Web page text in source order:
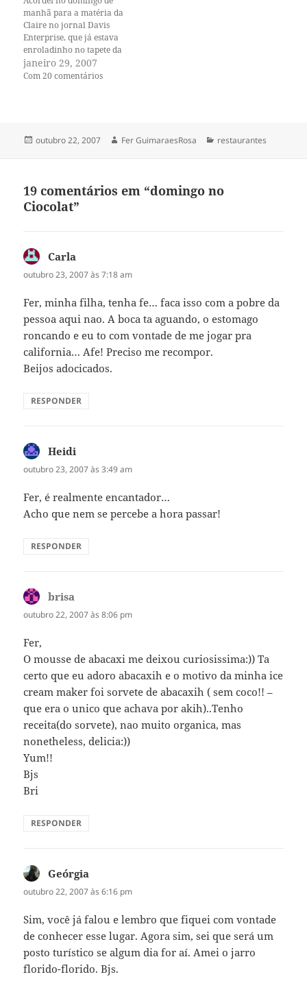
manhã para a matéria da
Claire no jornal Davis
Enterprise, que já estava
enroladinho no tapete da
porta de entrada. Eu estava
um pouco preocupada com
abobreta comprometedora.…
janeiro 29, 2007
Com 20 comentários
Publicado
outubro 22, 2007 Autor
Fer GuimaraesRosa Categorias
restaurantes
19 comentários em “domingo no
Ciocolat”
Carla
outubro 23, 2007 às 7:18 am
Fer, minha filha, tenha fe… faca isso com a pobre da
pessoa aqui nao. A boca ta aguando, o estomago
roncando e eu to com vontade de me jogar pra
california… Afe! Preciso me recompor.
Beijos adocicados.
RESPONDER
Heidi
outubro 23, 2007 às 3:49 am
Fer, é realmente encantador…
Acho que nem se percebe a hora passar!
RESPONDER
brisa
outubro 22, 2007 às 8:06 pm
Fer,
O mousse de abacaxi me deixou curiosissima:)) Ta
certo que eu adoro abacaxih e o motivo da minha ice
cream maker foi sorvete de abacaxih ( sem coco!! –
que era o unico que achava por akih)..Tenho
receita(do sorvete), nao muito organica, mas
nonetheless, delicia:))
Yum!!
Bjs
Bri
RESPONDER
Geórgia
outubro 22, 2007 às 6:16 pm
Sim, você já falou e lembro que fiquei com vontade
de conhecer esse lugar. Agora sim, sei que será um
posto turístico se algum dia for aí. Amei o jarro
florido-florido. Bjs.